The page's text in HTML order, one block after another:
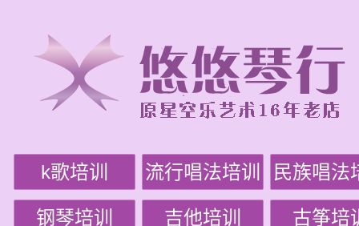
k歌培训 流行唱法培训 民族唱法
钢琴培训 吉他培训 古筝培